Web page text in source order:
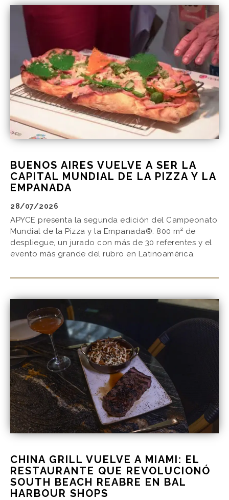
BUENOS AIRES VUELVE A SER LA
CAPITAL MUNDIAL DE LA PIZZA Y LA
EMPANADA
28/07/2026
APYCE presenta la segunda edición del Campeonato
Mundial de la Pizza y la Empanada®: 800 m² de
despliegue, un jurado con más de 30 referentes y el
evento más grande del rubro en Latinoamérica.
CHINA GRILL VUELVE A MIAMI: EL
RESTAURANTE QUE REVOLUCIONÓ
SOUTH BEACH REABRE EN BAL
HARBOUR SHOPS